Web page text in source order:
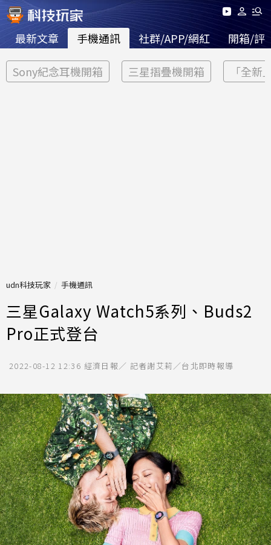
最新文章 手機通訊 社群/APP/網紅 開箱/評
Sony紀念耳機開箱 三星摺疊機開箱 「全新
udn科技玩家 手機通訊
三星Galaxy Watch5系列、Buds2
Pro正式登台
2022-08-12 12:36 經濟日報／ 記者謝艾莉／台北即時報導